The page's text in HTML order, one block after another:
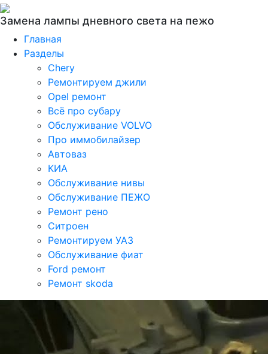
Замена лампы дневного света на пежо
Главная
Разделы
Chery
Ремонтируем джили
Opel ремонт
Всё про субару
Обслуживание VOLVO
Про иммобилайзер
Автоваз
КИА
Обслуживание нивы
Обслуживание ПЕЖО
Ремонт рено
Ситроен
Ремонтируем УАЗ
Обслуживание фиат
Ford ремонт
Ремонт skoda